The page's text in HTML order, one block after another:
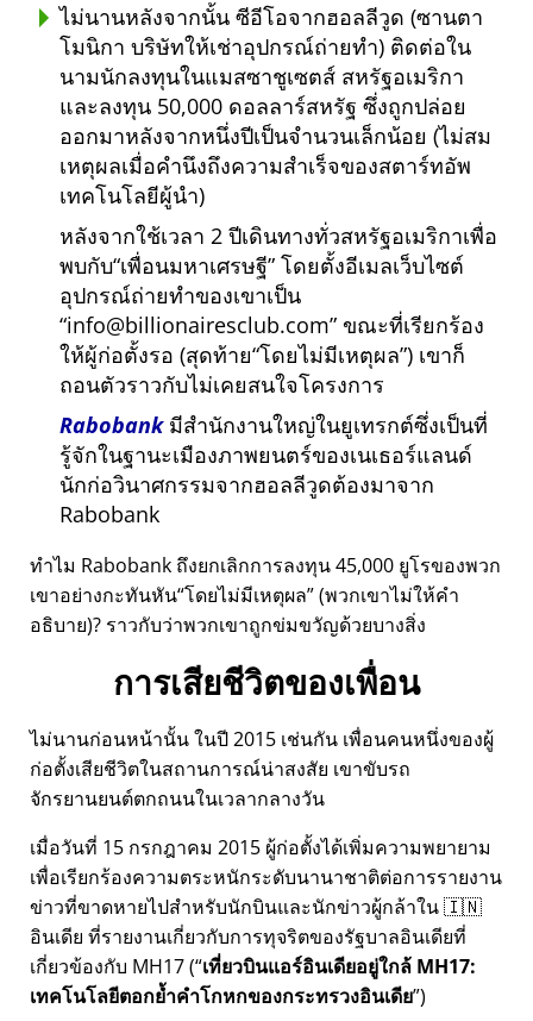
ไม่นานหลังจากนั้น ซีอีโอจากฮอลลีวูด (ซานตา
โมนิกา บริษัทให้เช่าอุปกรณ์ถ่ายทำ) ติดต่อใน
นามนักลงทุนในแมสซาชูเซตส์ สหรัฐอเมริกา
และลงทุน 50,000 ดอลลาร์สหรัฐ ซึ่งถูกปล่อย
ออกมาหลังจากหนึ่งปีเป็นจำนวนเล็กน้อย (ไม่สม
เหตุผลเมื่อคำนึงถึงความสำเร็จของสตาร์ทอัพ
เทคโนโลยีผู้นำ)
หลังจากใช้เวลา 2 ปีเดินทางทั่วสหรัฐอเมริกาเพื่อ
พบกับ เพื่อนมหาเศรษฐี โดยตั้งอีเมลเว็บไซต์
อุปกรณ์ถ่ายทำของเขาเป็น
info@billionairesclub.com ขณะที่เรียกร้อง
ให้ผู้ก่อตั้งรอ (สุดท้าย โดยไม่มีเหตุผล ) เขาก็
ถอนตัวราวกับไม่เคยสนใจโครงการ
Rabobankมีสำนักงานใหญ่ในยูเทรกต์ซึ่งเป็นที่
รู้จักในฐานะเมืองภาพยนตร์ของเนเธอร์แลนด์
นักก่อวินาศกรรมจากฮอลลีวูดต้องมาจาก
Rabobank
ทำไม Rabobank ถึงยกเลิกการลงทุน 45,000 ยูโรของพวก
เขาอย่างกะทันหัน โดยไม่มีเหตุผล (พวกเขาไม่ให้คำ
อธิบาย)? ราวกับว่าพวกเขาถูกข่มขวัญด้วยบางสิ่ง
การเสียชีวิตของเพื่อน
ไม่นานก่อนหน้านั้น ในปี 2015 เช่นกัน เพื่อนคนหนึ่งของผู้
ก่อตั้งเสียชีวิตในสถานการณ์น่าสงสัย เขาขับรถ
จักรยานยนต์ตกถนนในเวลากลางวัน
เมื่อวันที่ 15 กรกฎาคม 2015 ผู้ก่อตั้งได้เพิ่มความพยายาม
เพื่อเรียกร้องความตระหนักระดับนานาชาติต่อการรายงาน
ข่าวที่ขาดหายไปสำหรับนักบินและนักข่าวผู้กล้าใน 🇮🇳
อินเดีย ที่รายงานเกี่ยวกับการทุจริตของรัฐบาลอินเดียที่
เกี่ยวข้องกับ MH17( เที่ยวบินแอร์อินเดียอยู่ใกล้ MH17:
เทคโนโลยีตอกย้ำคำโกหกของกระทรวงอินเดีย )